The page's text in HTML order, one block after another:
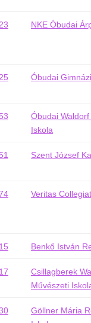
NKE Óbudai
Óbudai
Óbudai
Iskola
Szent József
Veritas
Benkő István
Csillagberek
Művészeti
Göllner Mária